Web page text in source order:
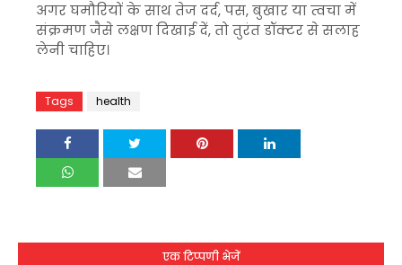
अगर घमौरियों के साथ तेज दर्द, पस, बुखार या त्वचा में
संक्रमण जैसे लक्षण दिखाई दें, तो तुरंत डॉक्टर से सलाह
लेनी चाहिए।
Tags health
एक टिप्पणी भेजें